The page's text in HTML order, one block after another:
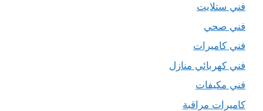
فني ستلايت
فني صحي
فني كاميرات
فني كهربائي منازل
فني مكيفات
كاميرات مراقبة